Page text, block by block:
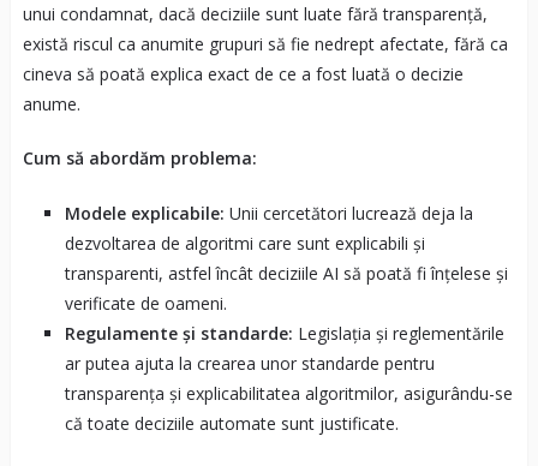
unui condamnat, dacă deciziile sunt luate fără transparență,
există riscul ca anumite grupuri să fie nedrept afectate, fără ca
cineva să poată explica exact de ce a fost luată o decizie
anume.
Cum să abordăm problema:
Modele explicabile: Unii cercetători lucrează deja la
dezvoltarea de algoritmi care sunt explicabili și
transparenti, astfel încât deciziile AI să poată fi înțelese și
verificate de oameni.
Regulamente și standarde: Legislația și reglementările
ar putea ajuta la crearea unor standarde pentru
transparența și explicabilitatea algoritmilor, asigurându-se
că toate deciziile automate sunt justificate.